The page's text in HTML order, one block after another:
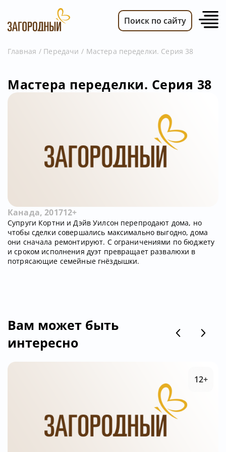
НОВОСТИ
ТЕЛЕПРОГРАММА
РЕКЛАМОДАТЕЛЯМ
Поиск по сайту
Главная Передачи Мастера переделки. Серия 38
Мастера переделки. Серия 38
Канада, 201712+
Супруги Кортни и Дэйв Уилсон перепродают дома, но
чтобы сделки совершались максимально выгодно, дома
они сначала ремонтируют. С ограничениями по бюджету
и сроком исполнения дуэт превращает развалюхи в
потрясающие семейные гнёздышки.
Вам может быть
интересно
12+